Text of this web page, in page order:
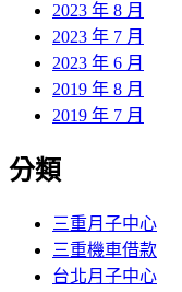
2023 年 8 月
2023 年 7 月
2023 年 6 月
2019 年 8 月
2019 年 7 月
分類
三重月子中心
三重機車借款
台北月子中心